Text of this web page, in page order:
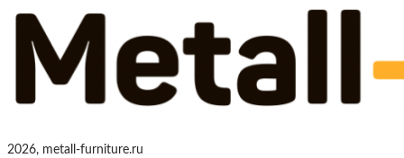
2026, metall-furniture.ru